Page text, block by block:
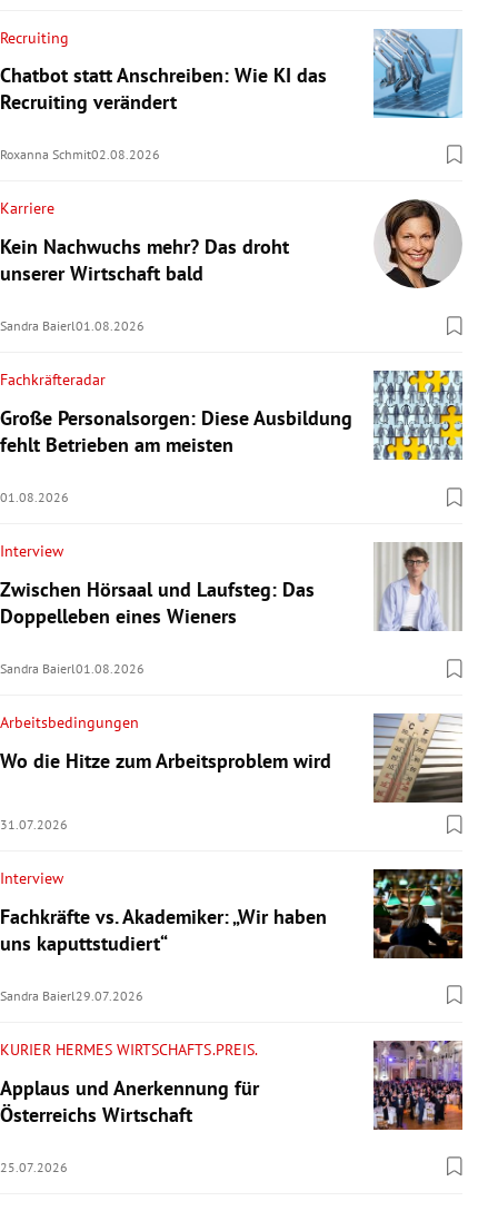
Recruiting
Chatbot statt Anschreiben: Wie KI das
Recruiting verändert
Roxanna Schmit02.08.2026
Karriere
Kein Nachwuchs mehr? Das droht
unserer Wirtschaft bald
Sandra Baierl01.08.2026
Fachkräfteradar
Große Personalsorgen: Diese Ausbildung
fehlt Betrieben am meisten
01.08.2026
Interview
Zwischen Hörsaal und Laufsteg: Das
Doppelleben eines Wieners
Sandra Baierl01.08.2026
Arbeitsbedingungen
Wo die Hitze zum Arbeitsproblem wird
31.07.2026
Interview
Fachkräfte vs. Akademiker: „Wir haben
uns kaputtstudiert“
Sandra Baierl 29.07.2026
KURIER HERMES WIRTSCHAFTS.PREIS.
Applaus und Anerkennung für
Österreichs Wirtschaft
25.07.2026